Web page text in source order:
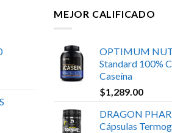
MEJOR CALIFICADO
OPTIMUM
Standard 100%
Caseína
$1,289.00
DRAGON
Cápsulas